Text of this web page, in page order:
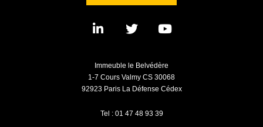
Immeuble le Belvédère
1-7 Cours Valmy CS 30068
92923 Paris La Défense Cédex
Tel : 01 47 48 93 39